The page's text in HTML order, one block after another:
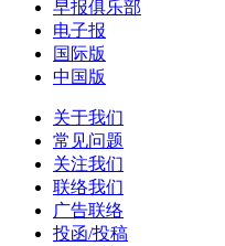
早报俱乐部
电子报
国际版
中国版
关于我们
常见问题
关注我们
联络我们
广告联络
投函/投稿